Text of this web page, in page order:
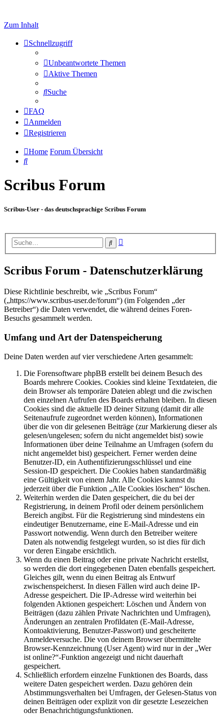
Zum Inhalt
Schnellzugriff
Unbeantwortete Themen
Aktive Themen
Suche
FAQ
Anmelden
Registrieren
Home Forum Übersicht
Suche
Scribus Forum
Scribus-User - das deutschsprachige Scribus Forum
Suche
Scribus Forum - Datenschutzerklärung
Diese Richtlinie beschreibt, wie „Scribus Forum“
(„https://www.scribus-user.de/forum“) (im Folgenden „der
Betreiber“) die Daten verwendet, die während deines Foren-
Besuchs gesammelt werden.
Umfang und Art der Datenspeicherung
Deine Daten werden auf vier verschiedene Arten gesammelt:
Die Forensoftware phpBB erstellt bei deinem Besuch des
Boards mehrere Cookies. Cookies sind kleine Textdateien, die
dein Browser als temporäre Dateien ablegt und die zwischen
den einzelnen Aufrufen des Boards erhalten bleiben. In diesen
Cookies sind die aktuelle ID deiner Sitzung (damit dir alle
Seitenaufrufe zugeordnet werden können), Informationen
über die von dir gelesenen Beiträge (zur Markierung dieser als
gelesen/ungelesen; sofern du nicht angemeldet bist) sowie
Informationen über deine Teilnahme an Umfragen (sofern du
nicht angemeldet bist) gespeichert. Ferner werden deine
Benutzer-ID, ein Authentifizierungsschlüssel und eine
Session-ID gespeichert. Die Cookies haben standardmäßig
eine Gültigkeit von einem Jahr. Alle Cookies kannst du
jederzeit über die Funktion „Alle Cookies löschen“ löschen.
Weiterhin werden die Daten gespeichert, die du bei der
Registrierung, in deinem Profil oder deinem persönlichem
Bereich angibst. Für die Registrierung sind mindestens ein
eindeutiger Benutzername, eine E-Mail-Adresse und ein
Passwort notwendig. Wenn durch den Betreiber weitere
Daten als notwendig festgelegt wurden, so ist dies für dich
vor deren Eingabe ersichtlich.
Wenn du einen Beitrag oder eine private Nachricht erstellst,
so werden die dort eingegebenen Daten ebenfalls gespeichert.
Gleiches gilt, wenn du einen Beitrag als Entwurf
zwischenspeicherst. In diesen Fällen wird auch deine IP-
Adresse gespeichert. Die IP-Adresse wird weiterhin bei
folgenden Aktionen gespeichert: Löschen und Ändern von
Beiträgen (dazu zählen Private Nachrichten und Umfragen),
Änderungen an zentralen Profildaten (E-Mail-Adresse,
Kontoaktivierung, Benutzer-Passwort) und gescheiterte
Anmeldeversuche. Die von deinem Browser übermittelte
Browser-Kennzeichnung (User Agent) wird nur in der „Wer
ist online?“-Funktion angezeigt und nicht dauerhaft
gespeichert.
Schließlich erfordern einzelne Funktionen des Boards, dass
weitere Daten gespeichert werden. Dazu gehören dein
Abstimmungsverhalten bei Umfragen, der Gelesen-Status von
deinen Beiträgen oder explizit von dir gesetzte Lesezeichen
oder Benachrichtigungsfunktionen.